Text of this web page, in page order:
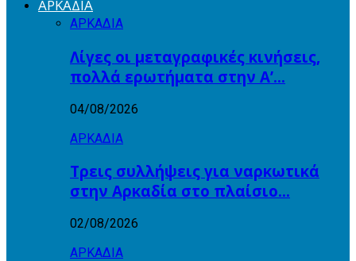
ΑΡΚΑΔΙΑ
ΑΡΚΑΔΙΑ
Λίγες οι μεταγραφικές κινήσεις,
πολλά ερωτήματα στην Α’…
04/08/2026
ΑΡΚΑΔΙΑ
Τρεις συλλήψεις για ναρκωτικά
στην Αρκαδία στο πλαίσιο…
02/08/2026
ΑΡΚΑΔΙΑ